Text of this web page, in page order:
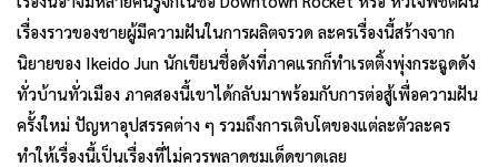
เรื่องราวของชายผู้มีความฝันในการผลิตจรวด ละครเรื่องนี้สร้างจาก
นิยายของ Ikeido Jun นักเขียนชื่อดังที่ภาคแรกก็ทำเรตติ้งพุ่งกระฉูดดัง
ทั่วบ้านทั่วเมือง ภาคสองนี้เขาได้กลับมาพร้อมกับการต่อสู้เพื่อความฝัน
ครั้งใหม่ ปัญหาอุปสรรคต่าง ๆ รวมถึงการเติบโตของแต่ละตัวละคร
ทำให้เรื่องนี้เป็นเรื่องที่ไม่ควรพลาดชมเด็ดขาดเลย